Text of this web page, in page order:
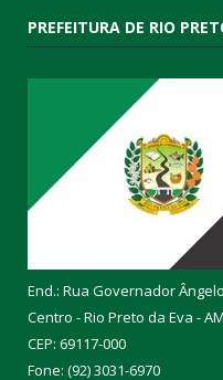
PREFEITURA DE RIO
End.: Rua Governador
Centro - Rio Preto da Eva - AM
CEP: 69117-000
Fone: (92) 3031-6970